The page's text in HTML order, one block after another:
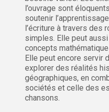
l’ouvrage sont
soutenir
l’écriture à travers des
simples. Elle peut
concepts
Elle peut encore servir
explorer des réalités
géographiques, en
sociétés et celle des
chansons.